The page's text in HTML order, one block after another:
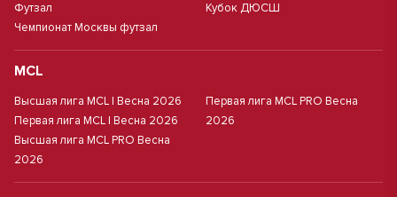
Футзал
Чемпионат Москвы футзал
Кубок ДЮСШ
MCL
Высшая лига MCL | Весна 2026
Первая лига MCL | Весна 2026
Высшая лига MCL PRO Весна
2026
Первая лига MCL PRO Весна
2026